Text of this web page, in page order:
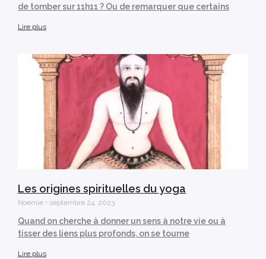
de tomber sur 11h11 ? Ou de remarquer que certains
Lire plus
Les origines spirituelles du yoga
Noémie septembre 24, 2023
Quand on cherche à donner un sens à notre vie ou à
tisser des liens plus profonds, on se tourne
Lire plus